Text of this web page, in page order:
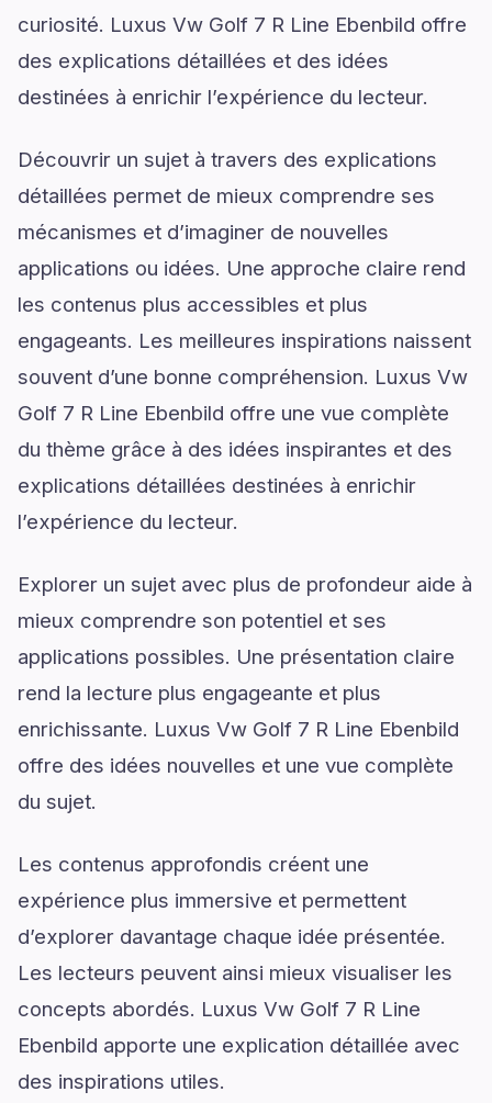
curiosité. Luxus Vw Golf 7 R Line Ebenbild offre
des explications détaillées et des idées
destinées à enrichir l’expérience du lecteur.
Découvrir un sujet à travers des explications
détaillées permet de mieux comprendre ses
mécanismes et d’imaginer de nouvelles
applications ou idées. Une approche claire rend
les contenus plus accessibles et plus
engageants. Les meilleures inspirations naissent
souvent d’une bonne compréhension. Luxus Vw
Golf 7 R Line Ebenbild offre une vue complète
du thème grâce à des idées inspirantes et des
explications détaillées destinées à enrichir
l’expérience du lecteur.
Explorer un sujet avec plus de profondeur aide à
mieux comprendre son potentiel et ses
applications possibles. Une présentation claire
rend la lecture plus engageante et plus
enrichissante. Luxus Vw Golf 7 R Line Ebenbild
offre des idées nouvelles et une vue complète
du sujet.
Les contenus approfondis créent une
expérience plus immersive et permettent
d’explorer davantage chaque idée présentée.
Les lecteurs peuvent ainsi mieux visualiser les
concepts abordés. Luxus Vw Golf 7 R Line
Ebenbild apporte une explication détaillée avec
des inspirations utiles.